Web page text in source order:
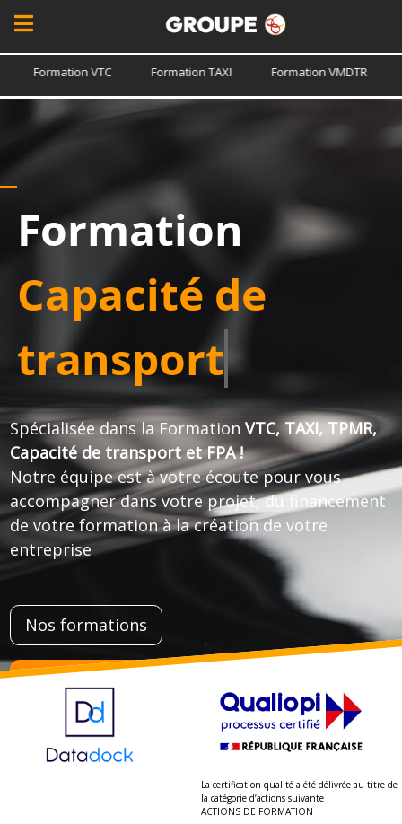
VTC Formation TAXI Formation VMDTR Formation
Formation
Capacité de
transport
Spécialisée dans la FormationVTC, TAXI, TPMR,
Capacité de transport et FPA !
Notre équipe est à votre écoute pour vous
accompagner dans votre projet, du financement
de votre formation à la création de votre
entreprise
Nos formations
Simuler ma prise en charge
La certification qualité a été délivrée au titre de
la catégorie d’actions suivante :
ACTIONS DE FORMATION